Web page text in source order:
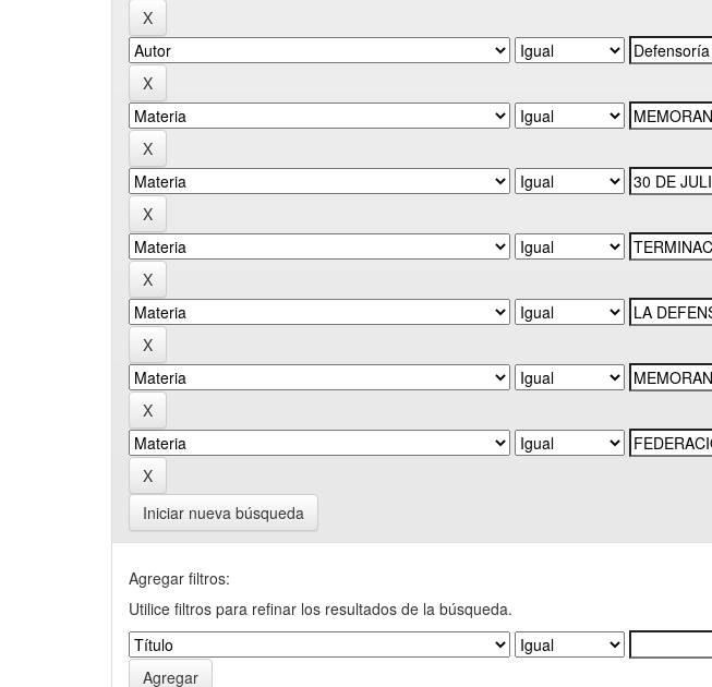
Iniciar nueva búsqueda
Agregar filtros:
Utilice filtros para refinar los resultados de la búsqueda.